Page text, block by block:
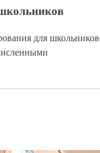
для школьников